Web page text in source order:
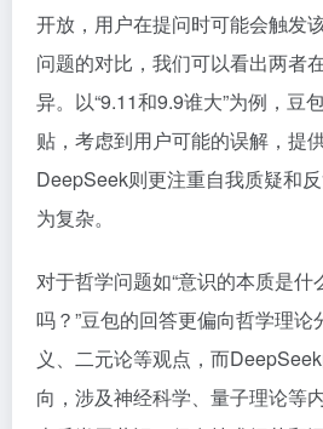
开放，用户在提问时可能会触发
问题的对比，我们可以看出两者
异。以“9.11和9.9谁大”为例，豆
贴，考虑到用户可能的误解，提
DeepSeek则更注重自我质疑和
为复杂。
对于哲学问题如“意识的本质是
吗？”豆包的回答更偏向哲学理
义、二元论等观点，而
向，涉及神经科学、量子理论等